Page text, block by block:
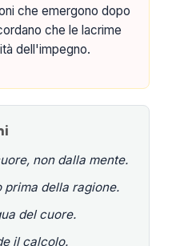
che emergono dopo
che le lacrime
dell'impegno.
non dalla mente.
prima della ragione.
del cuore.
il calcolo.